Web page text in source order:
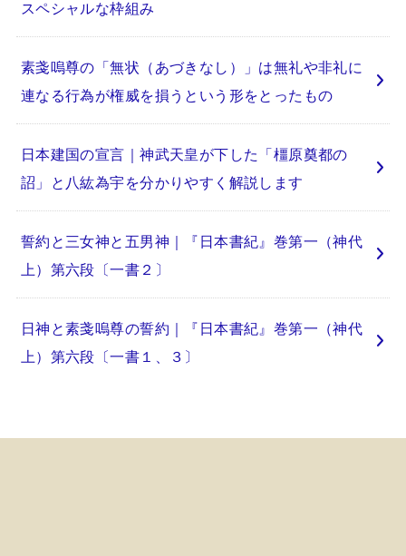
スペシャルな枠組み
素戔嗚尊の「無状（あづきなし）」は無礼や非礼に
連なる行為が権威を損うという形をとったもの
日本建国の宣言｜神武天皇が下した「橿原奠都の
詔」と八紘為宇を分かりやすく解説します
誓約と三女神と五男神｜『日本書紀』巻第一（神代
上）第六段〔一書２〕
日神と素戔嗚尊の誓約｜『日本書紀』巻第一（神代
上）第六段〔一書１、３〕